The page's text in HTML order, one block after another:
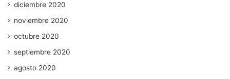
diciembre 2020
noviembre 2020
octubre 2020
septiembre 2020
agosto 2020